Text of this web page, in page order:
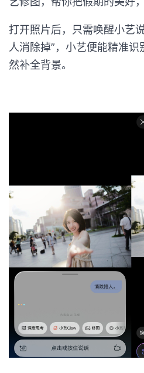
打开照片后，只需唤醒小艺
人消除掉”，小艺便能精准
然补全背景。